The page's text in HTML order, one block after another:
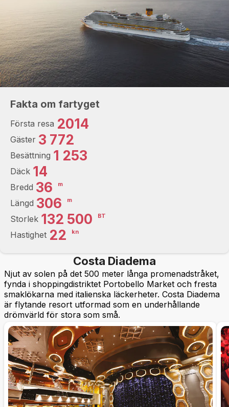
Fakta om fartyget
Första resa 2014
Gäster 3 772
Besättning 1 253
Däck 14
Bredd 36 m
Längd 306 m
Storlek 132 500 BT
Hastighet 22 kn
Costa Diadema
Njut av solen på det 500 meter långa promenadstråket,
fynda i shoppingdistriktet Portobello Market och fresta
smaklökarna med italienska läckerheter. Costa Diadema
är flytande resort utformad som en underhållande
drömvärld för stora som små.